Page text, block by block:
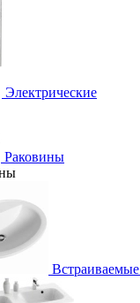
Электрические
Раковины
Встраиваемые